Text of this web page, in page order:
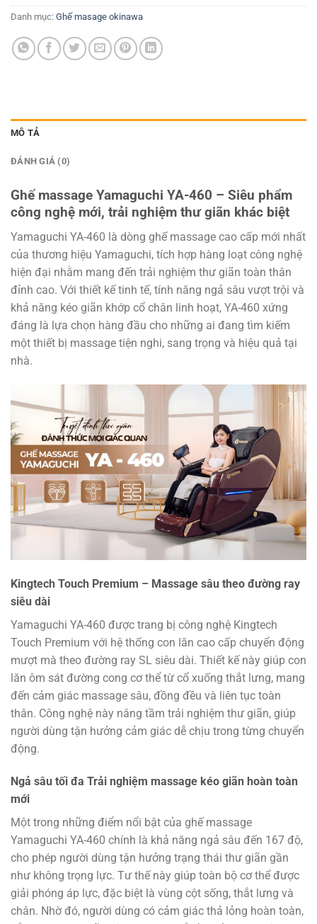
Danh mục: Ghế masage okinawa
MÔ TẢ
ĐÁNH GIÁ (0)
Ghế massage Yamaguchi YA-460 – Siêu phẩm
công nghệ mới, trải nghiệm thư giãn khác biệt
Yamaguchi YA-460 là dòng ghế massage cao cấp mới nhất
của thương hiệu Yamaguchi, tích hợp hàng loạt công nghệ
hiện đại nhằm mang đến trải nghiệm thư giãn toàn thân
đỉnh cao. Với thiết kế tinh tế, tính năng ngả sâu vượt trội và
khả năng kéo giãn khớp cổ chân linh hoạt, YA-460 xứng
đáng là lựa chọn hàng đầu cho những ai đang tìm kiếm
một thiết bị massage tiện nghi, sang trọng và hiệu quả tại
nhà.
Kingtech Touch Premium – Massage sâu theo đường ray
siêu dài
Yamaguchi YA-460 được trang bị công nghệ Kingtech
Touch Premium với hệ thống con lăn cao cấp chuyển động
mượt mà theo đường ray SL siêu dài. Thiết kế này giúp con
lăn ôm sát đường cong cơ thể từ cổ xuống thắt lưng, mang
đến cảm giác massage sâu, đồng đều và liên tục toàn
thân. Công nghệ này nâng tầm trải nghiệm thư giãn, giúp
người dùng tận hưởng cảm giác dễ chịu trong từng chuyển
động.
Ngả sâu tối đa Trải nghiệm massage kéo giãn hoàn toàn
mới
Một trong những điểm nổi bật của ghế massage
Yamaguchi YA-460 chính là khả năng ngả sâu đến 167 độ,
cho phép người dùng tận hưởng trạng thái thư giãn gần
như không trọng lực. Tư thế này giúp toàn bộ cơ thể được
giải phóng áp lực, đặc biệt là vùng cột sống, thắt lưng và
chân. Nhờ đó, người dùng có cảm giác thả lỏng hoàn toàn,